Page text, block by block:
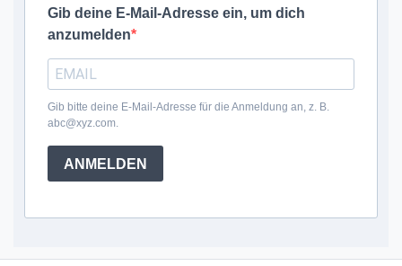
Gib deine E-Mail-Adresse ein, um dich
anzumelden
Gib bitte deine E-Mail-Adresse für die Anmeldung an, z. B.
abc@xyz.com.
ANMELDEN